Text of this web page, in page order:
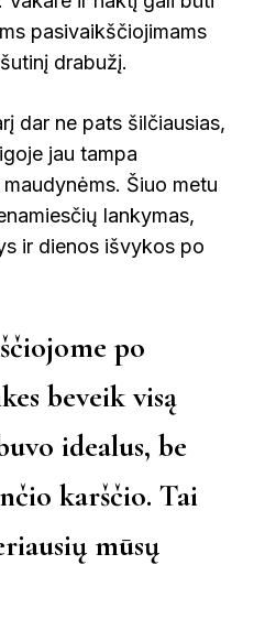
pasivaikščiojimams
drabužį.
dar ne pats šilčiausias,
jau tampa
Šiuo metu
lankymas,
ir dienos išvykos po
po
beveik visą
idealus, be
karščio. Tai
mūsų